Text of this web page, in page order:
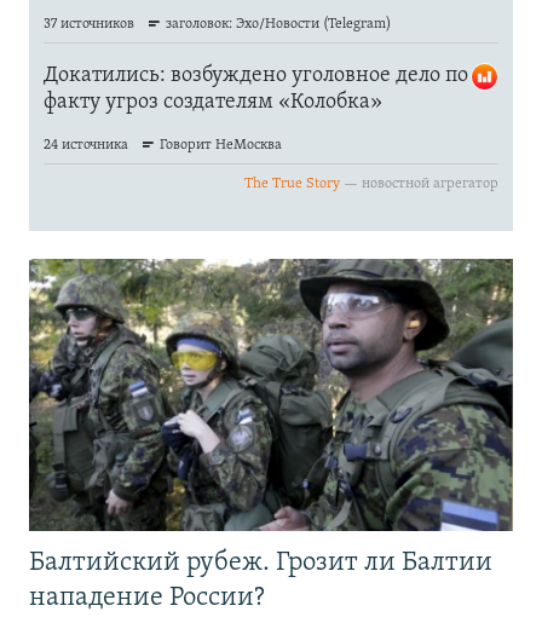
Балтийский рубеж. Грозит ли Балтии
нападение России?